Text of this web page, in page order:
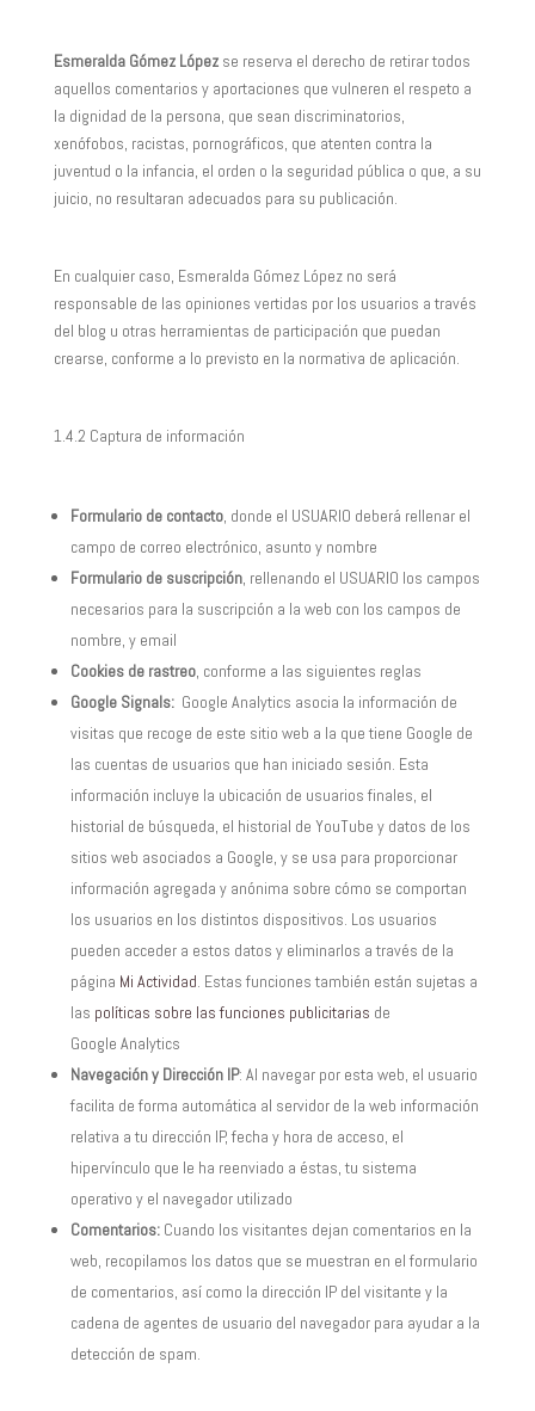
Esmeralda Gómez López se reserva el derecho de retirar todos
aquellos comentarios y aportaciones que vulneren el respeto a
la dignidad de la persona, que sean discriminatorios,
xenófobos, racistas, pornográficos, que atenten contra la
juventud o la infancia, el orden o la seguridad pública o que, a su
juicio, no resultaran adecuados para su publicación.
En cualquier caso, Esmeralda Gómez López no será
responsable de las opiniones vertidas por los usuarios a través
del blog u otras herramientas de participación que puedan
crearse, conforme a lo previsto en la normativa de aplicación.
1.4.2 Captura de información
Formulario de contacto, donde el USUARIO deberá rellenar el
campo de correo electrónico, asunto y nombre
Formulario de suscripción, rellenando el USUARIO los campos
necesarios para la suscripción a la web con los campos de
nombre, y email
Cookies de rastreo, conforme a las siguientes reglas
Google Signals:Google Analytics asocia la información de
visitas que recoge de este sitio web a la que tiene Google de
las cuentas de usuarios que han iniciado sesión. Esta
información incluye la ubicación de usuarios finales, el
historial de búsqueda, el historial de YouTube y datos de los
sitios web asociados a Google, y se usa para proporcionar
información agregada y anónima sobre cómo se comportan
los usuarios en los distintos dispositivos. Los usuarios
pueden acceder a estos datos y eliminarlos a través de la
página Mi Actividad. Estas funciones también están sujetas a
las políticas sobre las funciones publicitarias de
Google Analytics
Navegación y Dirección IP: Al navegar por esta web, el usuario
facilita de forma automática al servidor de la web información
relativa a tu dirección IP, fecha y hora de acceso, el
hipervínculo que le ha reenviado a éstas, tu sistema
operativo y el navegador utilizado
Comentarios:Cuando los visitantes dejan comentarios en la
web, recopilamos los datos que se muestran en el formulario
de comentarios, así como la dirección IP del visitante y la
cadena de agentes de usuario del navegador para ayudar a la
detección de spam.